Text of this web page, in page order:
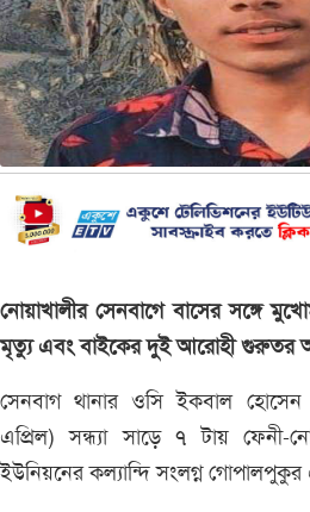
নোয়াখালীর সেনবাগে বাসের সঙ্গে
মৃত্যু এবং বাইকের দুই আরোহী গুরুতর
সেনবাগ থানার ওসি ইকবাল হোসেন
এপ্রিল) সন্ধ্যা সাড়ে ৭ টায় ফেনী-
ইউনিয়নের কল্যান্দি সংলগ্ন